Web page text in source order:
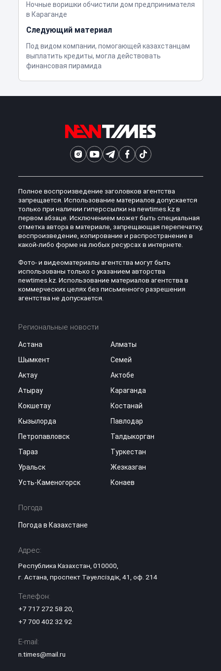
Ночные воришки обчистили дом предпринимателя
в Караганде
Следующий материал
Под видом компании, помогающей казахстанцам
выплатить кредиты, могла действовать
финансовая пирамида
Полное воспроизведение заголовков агентства
запрещается. Использование материалов допускается
только при наличии гиперссылки на newtimes.kz в
первом абзаце. Исключением может быть специальная
отметка автора в материале, запрещающая перепечатку,
воспроизведение, копирование и распространение в
какой-либо форме на любых ресурсах в интернете.
Фото- и видеоматериалы агентства могут быть
использованы только с указанием авторства
newtimes.kz. Использование материалов агентства в
коммерческих целях без письменного разрешения
агентства не допускается.
Региональные новости
Астана
Алматы
Шымкент
Семей
Актау
Актобе
Атырау
Караганда
Кокшетау
Костанай
Кызылорда
Павлодар
Петропавловск
Талдыкорган
Тараз
Туркестан
Уральск
Жезказган
Усть-Каменогорск
Конаев
Погода
Погода в Казахстане
Адрес:
Республика Казахстан, 010000,
г. Астана, проспект Тәуелсіздік, 41, оф. 214
Телефон:
+7 717 272 58 20,
+7 700 402 32 92
E-mail:
n.times@mail.ru